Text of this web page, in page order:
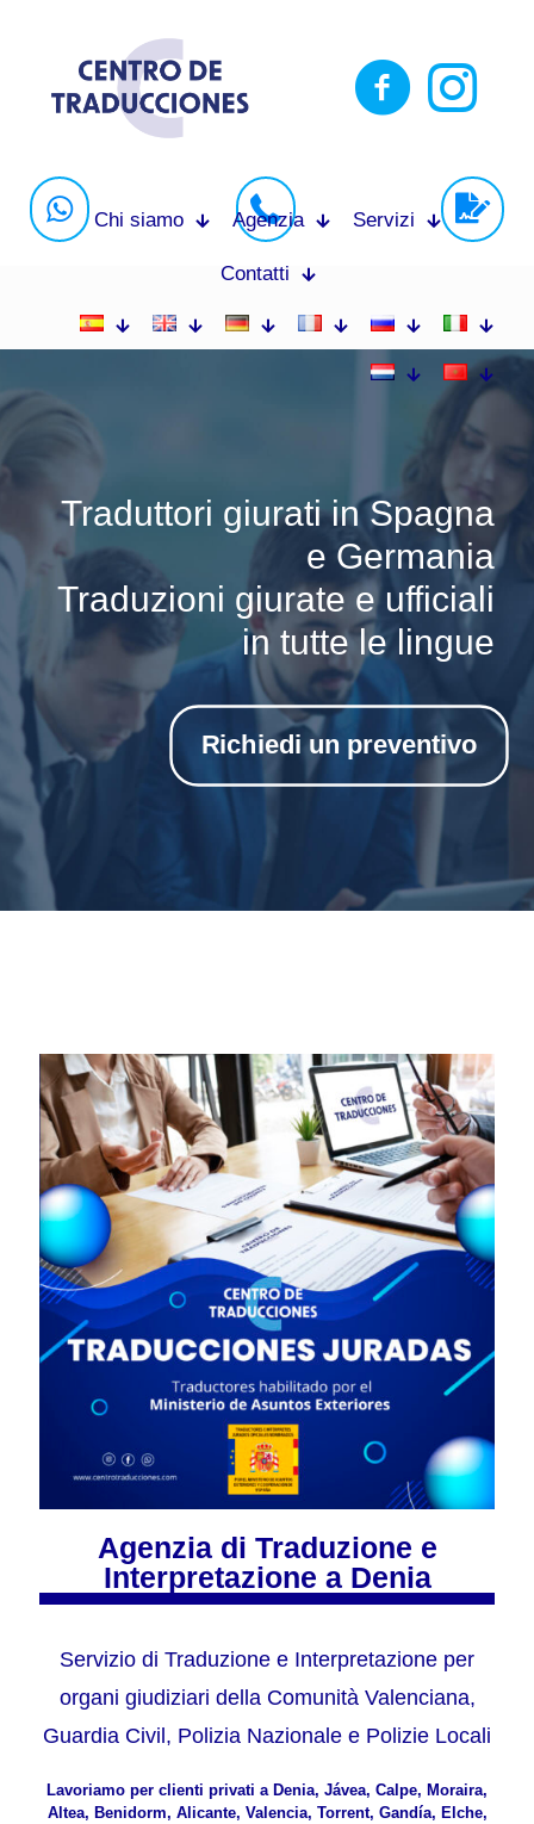
Chi siamo Agenzia Servizi
Contatti
Traduttori giurati in Spagna
e Germania
Traduzioni giurate e ufficiali
in tutte le lingue
Richiedi un preventivo
Agenzia di Traduzione e
Interpretazione a Denia
Servizio di Traduzione e Interpretazione per
organi giudiziari della Comunità Valenciana,
Guardia Civil, Polizia Nazionale e Polizie Locali
Lavoriamo per clienti privati a Denia, Jávea, Calpe, Moraira,
Altea, Benidorm, Alicante, Valencia, Torrent, Gandía, Elche,